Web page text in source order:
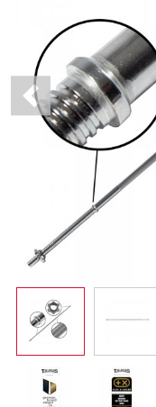
Previous